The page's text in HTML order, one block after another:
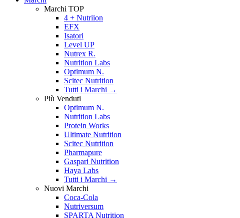
Marchi TOP
4 + Nutriion
EFX
Isatori
Level UP
Nutrex R.
Nutrition Labs
Optimum N.
Scitec Nutrition
Tutti i Marchi →
Più Venduti
Optimum N.
Nutrition Labs
Protein Works
Ultimate Nutrition
Scitec Nutrition
Pharmapure
Gaspari Nutrition
Haya Labs
Tutti i Marchi →
Nuovi Marchi
Coca-Cola
Nutriversum
SPARTA Nutrition